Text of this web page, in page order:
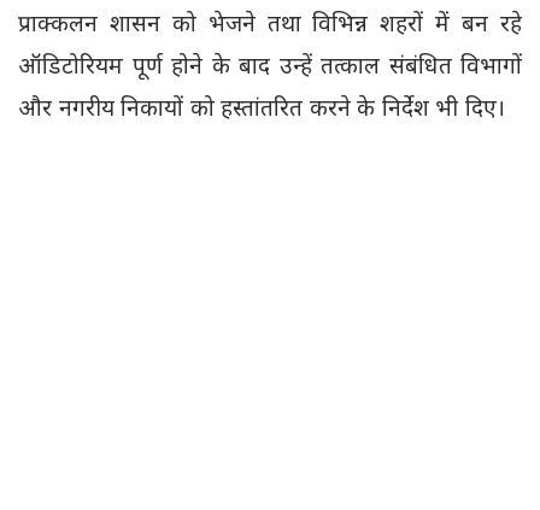
प्राक्कलन शासन को भेजने तथा विभिन्न शहरों में बन रहे
ऑडिटोरियम पूर्ण होने के बाद उन्हें तत्काल संबंधित विभागों
और नगरीय निकायों को हस्तांतरित करने के निर्देश भी दिए।